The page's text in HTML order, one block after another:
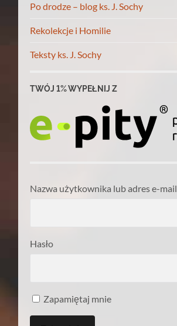
Po drodze – blog ks. J. Sochy
Rekolekcje i Homilie
Teksty ks. J. Sochy
TWÓJ 1% WYPEŁNIJ Z
Nazwa użytkownika lub adres e-mail
Hasło
Zapamiętaj mnie